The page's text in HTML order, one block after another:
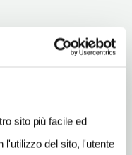
sito più facile ed
l'utilizzo del sito, l'utente
18; i giorni e gli orari
Apertura/Chiusura